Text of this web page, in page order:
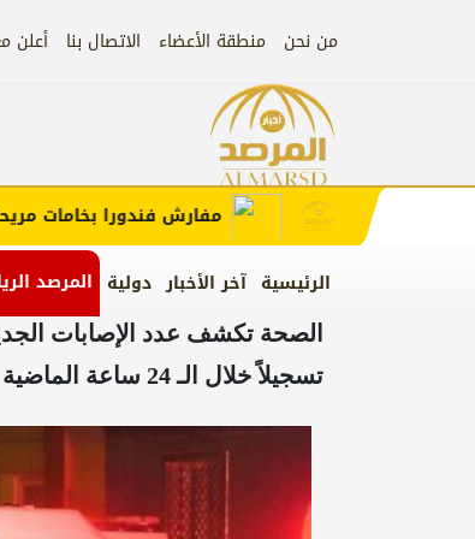
من نحن منطقة الأعضاء الاتصال بنا أعلن
الرئيسية آخر الأخبار دولية المرصد
مفارش فندورا بخامات مريحة
الصحة تكشف عدد الإصابات
تسجيلاً خلال الـ 24 ساعة الماضية